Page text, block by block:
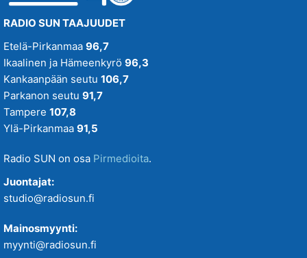
RADIO SUN TAAJUUDET
Etelä-Pirkanmaa 96,7
Ikaalinen ja Hämeenkyrö 96,3
Kankaanpään seutu 106,7
Parkanon seutu 91,7
Tampere 107,8
Ylä-Pirkanmaa 91,5
Radio SUN on osa Pirmedioita.
Juontajat:
studio@radiosun.fi
Mainosmyynti:
myynti@radiosun.fi